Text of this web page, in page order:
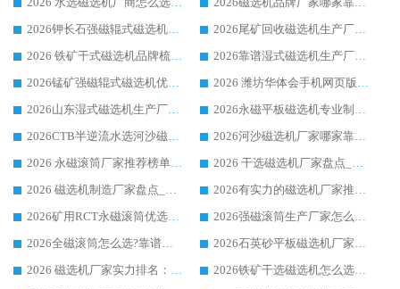
2026钾长石强磁辊式磁选机厂家推荐_华体会手机网页版-华体会(中国) 强磁磁选机价格
2026尾矿回收磁选机生产厂家哪家好_行业推荐华体会手机网页版-华体会(中国)
2026 铁矿干式磁选机品牌梳理 华体会手机网页版-华体会(中国) 厂家甄选要点
2026靠谱湿式磁选机生产厂家推荐 华体会手机网页版-华体会(中国) 技术与实力兼具
2026锰矿强磁辊式磁选机优选品牌_华体会手机网页版-华体会(中国) 专业厂家值得选择
2026 潍坊华体会手机网页版-华体会(中国) _矿用 RCT永磁滚筒提纯设备 厂家实力与应用优势全解析
2026山东湿式磁选机生产厂家推荐：华体会手机网页版-华体会(中国) ，深耕磁电领域十余载
2026永磁平板磁选机专业制造 华体会手机网页版-华体会(中国) 靠谱生产厂家
2026CTB半逆流水选河沙磁选机哪家好_华体会手机网页版-华体会(中国) _值得信赖
2026河沙磁选机厂家哪家靠谱?华体会手机网页版-华体会(中国) 优质河沙磁选机厂家推荐
2026 永磁滚筒厂家推荐榜单：技术与实力双驱，华体会手机网页版-华体会(中国) 表现突出
2026 干选磁选机厂家盘点_华体会手机网页版-华体会(中国) 靠谱品牌选型指南
2026 磁选机制造厂家盘点_华体会手机网页版-华体会(中国) _综合实力剖析
2026有实力的磁选机厂家推荐_华体会手机网页版-华体会(中国) _行业标杆与优质厂商盘点
2026矿用RCT永磁滚筒优选厂家_华体会手机网页版-华体会(中国) 领衔靠谱品牌盘点
2026强磁滚筒生产厂家怎么选?行业口碑推荐华体会手机网页版-华体会(中国)
2026全磁滚筒怎么选?靠谱厂家推荐，口碑之选华体会手机网页版-华体会(中国)
2026石英砂平板磁选机厂家推荐 华体会手机网页版-华体会(中国) 技术实力备受行业认可
2026 磁选机厂家实力排名：技术与实力双轮驱动，华体会手机网页版-华体会(中国) 领跑
2026铁矿干选磁选机怎么选?源头厂家华体会手机网页版-华体会(中国) ，用实力说话